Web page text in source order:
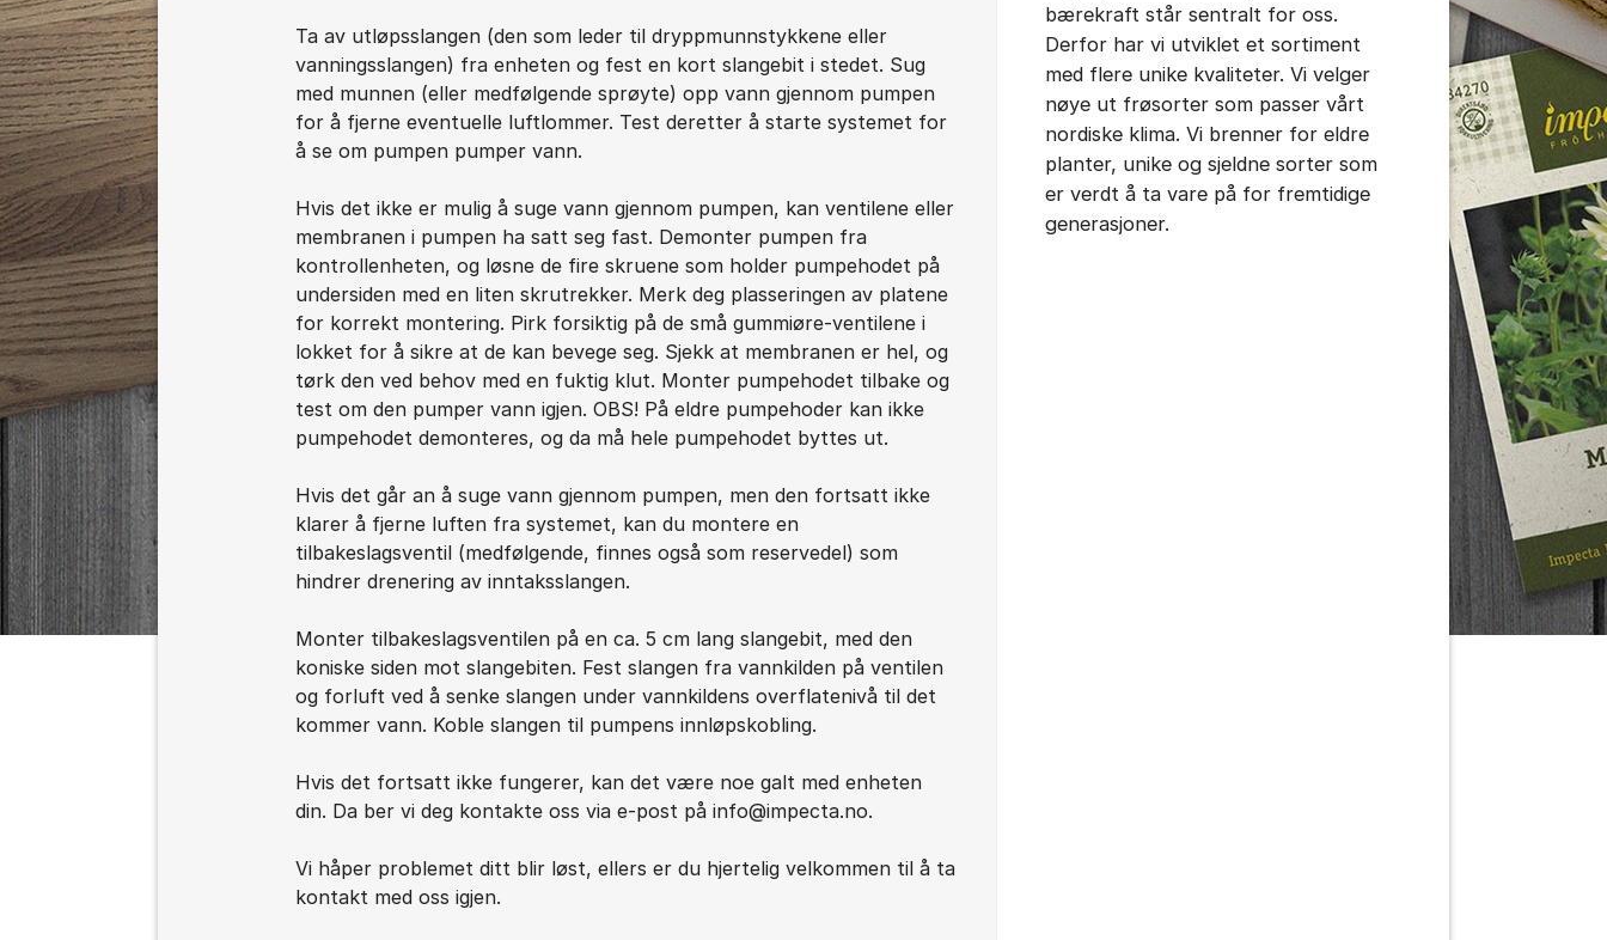
Ta av utløpsslangen (den som leder til dryppmunnstykkene eller
vanningsslangen) fra enheten og fest en kort slangebit i stedet. Sug
med munnen (eller medfølgende sprøyte) opp vann gjennom pumpen
for å fjerne eventuelle luftlommer. Test deretter å starte systemet for
å se om pumpen pumper vann.
Hvis det ikke er mulig å suge vann gjennom pumpen, kan ventilene eller
membranen i pumpen ha satt seg fast. Demonter pumpen fra
kontrollenheten, og løsne de fire skruene som holder pumpehodet på
undersiden med en liten skrutrekker. Merk deg plasseringen av platene
for korrekt montering. Pirk forsiktig på de små gummiøre-ventilene i
lokket for å sikre at de kan bevege seg. Sjekk at membranen er hel, og
tørk den ved behov med en fuktig klut. Monter pumpehodet tilbake og
test om den pumper vann igjen. OBS! På eldre pumpehoder kan ikke
pumpehodet demonteres, og da må hele pumpehodet byttes ut.
Hvis det går an å suge vann gjennom pumpen, men den fortsatt ikke
klarer å fjerne luften fra systemet, kan du montere en
tilbakeslagsventil (medfølgende, finnes også som reservedel) som
hindrer drenering av inntaksslangen.
Monter tilbakeslagsventilen på en ca. 5 cm lang slangebit, med den
koniske siden mot slangebiten. Fest slangen fra vannkilden på ventilen
og forluft ved å senke slangen under vannkildens overflatenivå til det
kommer vann. Koble slangen til pumpens innløpskobling.
Hvis det fortsatt ikke fungerer, kan det være noe galt med enheten
din. Da ber vi deg kontakte oss via e-post på info@impecta.no.
Vi håper problemet ditt blir løst, ellers er du hjertelig velkommen til å ta
kontakt med oss igjen.
bærekraft står sentralt for oss.
Derfor har vi utviklet et sortiment
med flere unike kvaliteter. Vi velger
nøye ut frøsorter som passer vårt
nordiske klima. Vi brenner for eldre
planter, unike og sjeldne sorter som
er verdt å ta vare på for fremtidige
generasjoner.